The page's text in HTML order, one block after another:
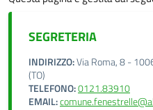
SEGRETERIA
INDIRIZZO:Via Roma, 8 -
(TO)
TELEFONO:0121.83910
EMAIL: